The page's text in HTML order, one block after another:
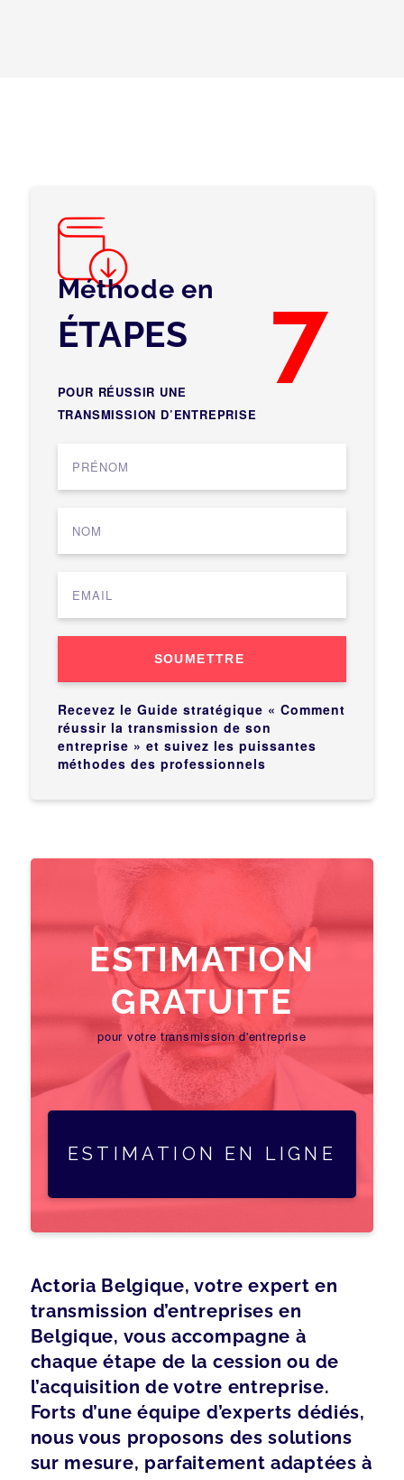
Méthode en 7
ÉTAPES
POUR RÉUSSIR UNE
TRANSMISSION D’ENTREPRISE
SOUMETTRE
Recevez le Guide stratégique « Comment
réussir la transmission de son
entreprise » et suivez les puissantes
méthodes des professionnels
ESTIMATION
GRATUITE
pour votre transmission d'entreprise
ESTIMATION EN LIGNE
Actoria Belgique, votre expert en
transmission d’entreprises en
Belgique, vous accompagne à
chaque étape de la cession ou de
l’acquisition de votre entreprise.
Forts d’une équipe d’experts dédiés,
nous vous proposons des solutions
sur mesure, parfaitement adaptées à